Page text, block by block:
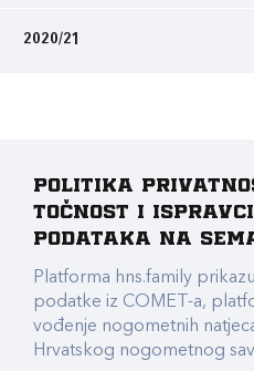
2020/21
Politika
točnost i ispravci
podataka na
Platforma hns.family
podatke iz COMET-a,
vođenje nogometnih
Hrvatskog nogometnog